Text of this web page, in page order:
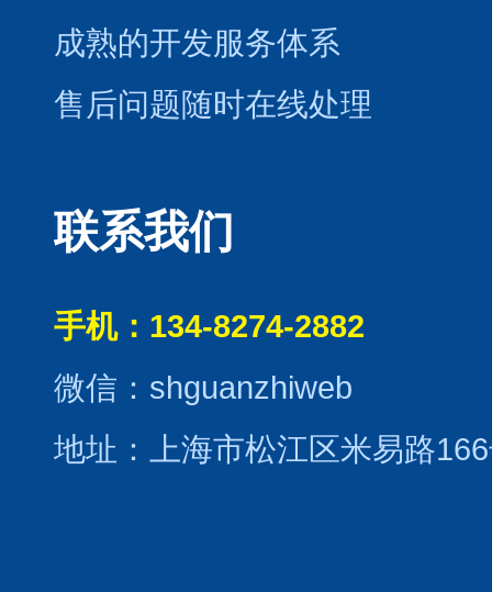
成熟的开发服务体系
售后问题随时在线处理
联系我们
手机：134-8274-2882
微信：shguanzhiweb
地址：上海市松江区米易路